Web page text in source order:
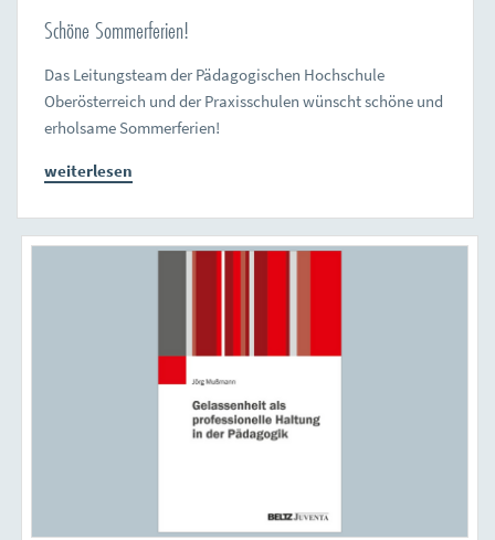
Schöne Sommerferien!
Das Leitungsteam der Pädagogischen Hochschule
Oberösterreich und der Praxisschulen wünscht schöne und
erholsame Sommerferien!
weiterlesen